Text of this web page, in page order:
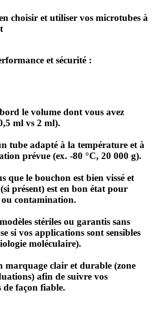
choisir et utiliser vos microtubes à
et sécurité :
le volume dont vous avez
ml vs 2 ml).
tube adapté à la température et à
prévue (ex. -80 °C, 20 000 g).
que le bouchon est bien vissé et
présent) est en bon état pour
contamination.
stériles ou garantis sans
si vos applications sont sensibles
moléculaire).
marquage clair et durable (zone
afin de suivre vos
de façon fiable.